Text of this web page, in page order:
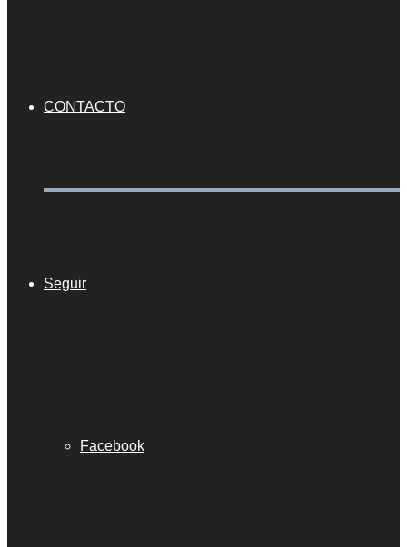
CONTACTO
Seguir
Facebook